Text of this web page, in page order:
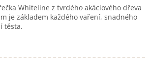
Whiteline z tvrdého akáciového dřeva
je základem každého vaření, snadného
těsta.